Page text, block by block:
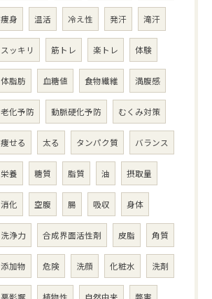
痩身 温活 冷え性 発汗 滝汗
スッキリ 筋トレ 楽トレ 体験
体脂肪 血糖値 食物繊維 満腹感
老化予防 動脈硬化予防 むくみ対策
痩せる 太る タンパク質 バランス
栄養 糖質 脂質 油 摂取量
消化 空腹 腸 吸収 身体
洗浄力 合成界面活性剤 皮脂 角質
添加物 危険 洗顔 化粧水 洗剤
悪影響 植物性 自然由来 弊害